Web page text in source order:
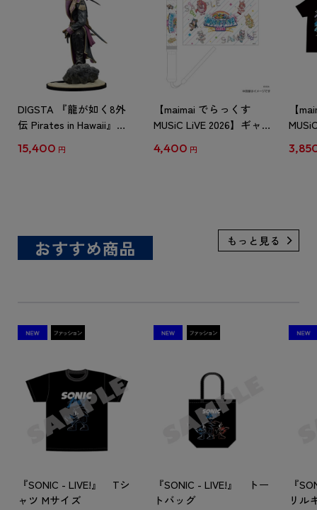
DIGSTA 『龍が如く8外
伝 Pirates in Hawaii』キ
朗）（限定特典付き）
15,400 円
【maimai でらっくす
MUSiC LiVE 2026】ギャ
4,400 円
【
おすすめ商品
『SONIC - LIVE!』 Tシ
ャツ Mサイズ
『SONIC - LIVE!』 トー
トバッグ
『
リル